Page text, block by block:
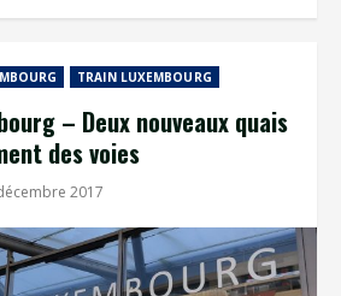
TRAIN LUXEMBOURG
– Deux nouveaux quais
des voies
2017